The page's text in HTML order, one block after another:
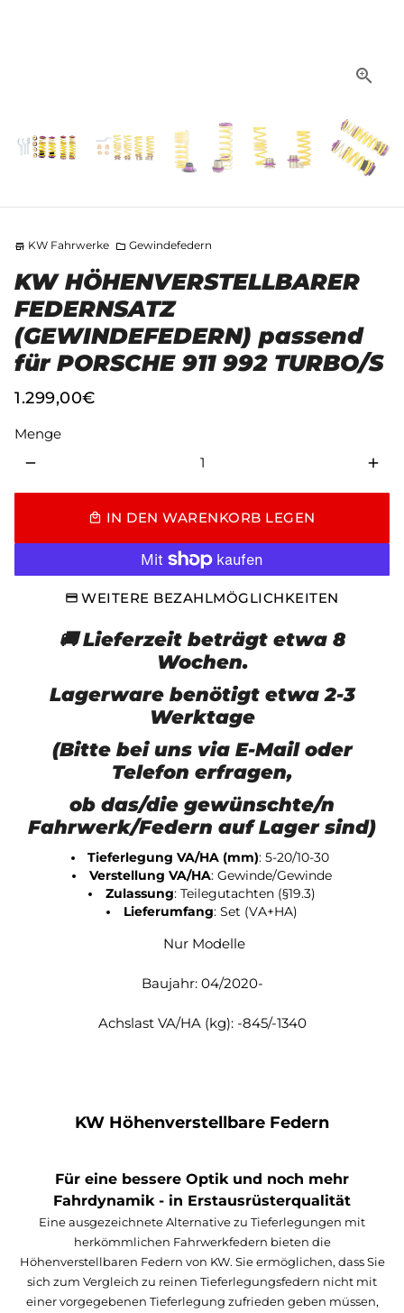
store KW Fahrwerke folder Gewindefedern
KW HÖHENVERSTELLBARER
FEDERNSATZ
(GEWINDEFEDERN) passend
für PORSCHE 911 992 TURBO/S
1.299,00€
Menge
remove add
local_mall IN DEN WARENKORB LEGEN
WEITERE BEZAHLMÖGLICHKEITEN
🚚 Lieferzeit beträgt etwa 8
Wochen.
Lagerware benötigt etwa 2-3
Werktage
(Bitte bei uns via E-Mail oder
Telefon erfragen,
ob das/die gewünschte/n
Fahrwerk/Federn auf Lager sind)
Tieferlegung VA/HA (mm): 5-20/10-30
Verstellung VA/HA: Gewinde/Gewinde
Zulassung: Teilegutachten (§19.3)
Lieferumfang: Set (VA+HA)
Nur Modelle
Baujahr: 04/2020-
Achslast VA/HA (kg): -845/-1340
KW Höhenverstellbare Federn
Für eine bessere Optik und noch mehr
Fahrdynamik - in Erstausrüsterqualität
Eine ausgezeichnete Alternative zu Tieferlegungen mit
herkömmlichen Fahrwerkfedern bieten die
Höhenverstellbaren Federn von KW. Sie ermöglichen, dass Sie
sich zum Vergleich zu reinen Tieferlegungsfedern nicht mit
einer vorgegebenen Tieferlegung zufrieden geben müssen,